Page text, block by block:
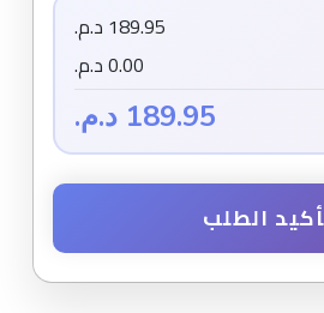
189.95 د.م.
0.00 د.م.
189.95 د.م.
الطلب